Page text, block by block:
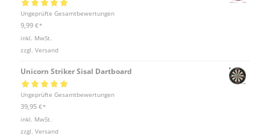
Bewertet mit
5.00von 5
Ungeprüfte Gesamtbewertungen
9,99 €*
inkl. MwSt.
zzgl. Versand
Unicorn Striker Sisal Dartboard
Bewertet mit
5.00von 5
Ungeprüfte Gesamtbewertungen
39,95 €*
inkl. MwSt.
zzgl. Versand